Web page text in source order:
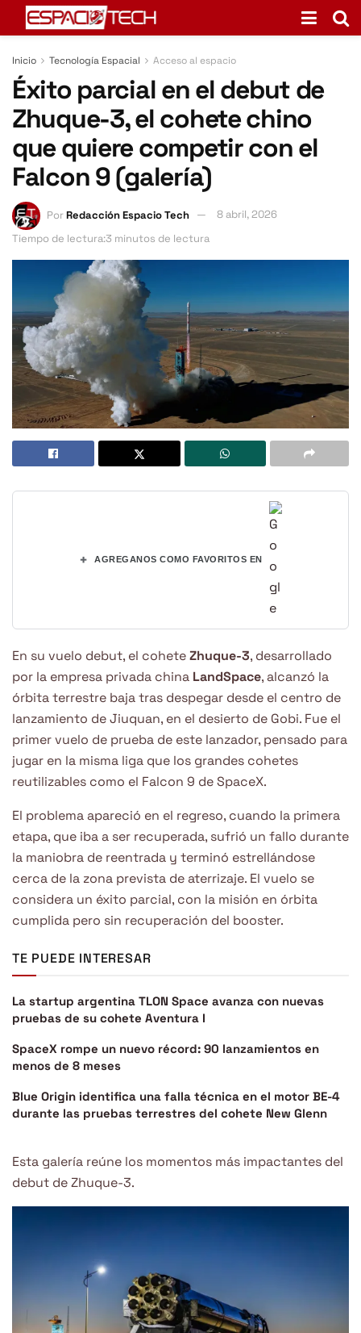
Inicio Tecnología Espacial Acceso al espacio
Éxito parcial en el debut de
Zhuque-3, el cohete chino
que quiere competir con el
Falcon 9 (galería)
PorRedacción Espacio Tech
8 abril, 2026
Tiempo de lectura:3 minutos de lectura
+ AGREGANOS COMO FAVORITOS EN
En su vuelo debut, el coheteZhuque-3, desarrollado
por la empresa privada china LandSpace, alcanzó la
órbita terrestre baja tras despegar desde el centro de
lanzamiento de Jiuquan, en el desierto de Gobi. Fue el
primer vuelo de prueba de este lanzador, pensado para
jugar en la misma liga que los grandes cohetes
reutilizables como el Falcon 9 de SpaceX.
El problema apareció en el regreso, cuando la primera
etapa, que iba a ser recuperada, sufrió un fallo durante
la maniobra de reentrada y terminó estrellándose
cerca de la zona prevista de aterrizaje. El vuelo se
considera un éxito parcial, con la misión en órbita
cumplida pero sin recuperación del booster.
TE PUEDE INTERESAR
La startup argentina TLON Space avanza con nuevas
pruebas de su cohete Aventura I
SpaceX rompe un nuevo récord: 90 lanzamientos en
menos de 8 meses
Blue Origin identifica una falla técnica en el motor BE-4
durante las pruebas terrestres del cohete New Glenn
Esta galería reúne los momentos más impactantes del
debut de Zhuque-3.